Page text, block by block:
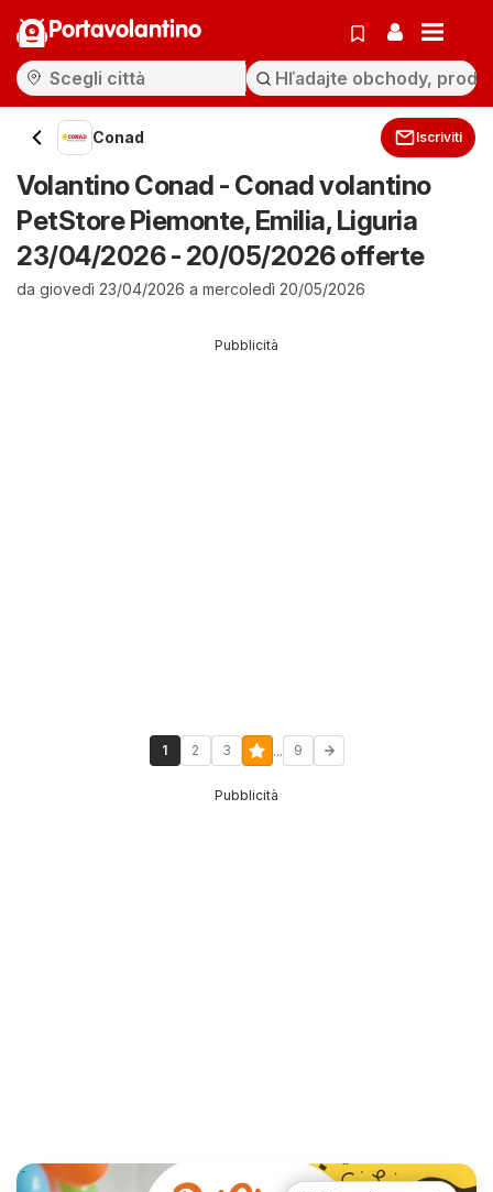
Portavolantino
Conad Iscriviti
Volantino Conad - Conad volantino
PetStore Piemonte, Emilia, Liguria
23/04/2026 - 20/05/2026 offerte
da giovedì 23/04/2026 a mercoledì 20/05/2026
Pubblicità
1 2 3 ... 9
Pubblicità